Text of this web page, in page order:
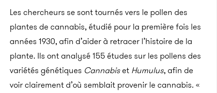
Les chercheurs se sont tournés vers le pollen des
plantes de cannabis, étudié pour la première fois les
années 1930, afin d’aider à retracer l’histoire de la
plante. Ils ont analysé 155 études sur les pollens des
variétés génétiques Cannabiset Humulus, afin de
voir clairement d’où semblait provenir le cannabis. «